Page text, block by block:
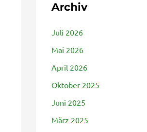
Archiv
Juli 2026
Mai 2026
April 2026
Oktober 2025
Juni 2025
März 2025